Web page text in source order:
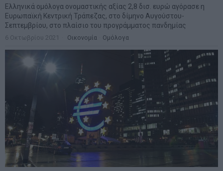
Ελληνικά ομόλογα ονομαστικής αξίας 2,8 δισ. ευρώ αγόρασε η
Ευρωπαϊκή Κεντρική Τράπεζας, στο δίμηνο Αυγούστου-
Σεπτεμβρίου, στο πλαίσιο του προγράμματος πανδημίας
6 Οκτωβρίου 2021 Οικονομία Ομόλογα